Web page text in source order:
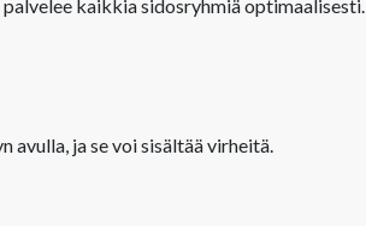
kaikkia sidosryhmiä optimaalisesti.
avulla, ja se voi sisältää virheitä.